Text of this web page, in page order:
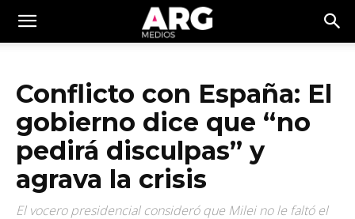
Conflicto con España: El
gobierno dice que “no
pedirá disculpas” y
agrava la crisis
El vocero presidencial consideró que Milei no le faltó el